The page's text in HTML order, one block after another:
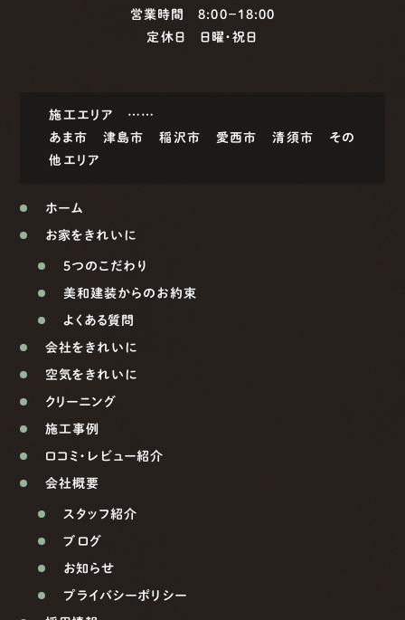
営業時間 8:00−18:00
定休日 日曜・祝日
施工エリア ……
あま市
津島市 稲沢市 愛西市 清須市
その
他エリア
ホーム
お家をきれいに
5つのこだわり
美和建装からのお約束
よくある質問
会社をきれいに
空気をきれいに
クリーニング
施工事例
口コミ・レビュー紹介
会社概要
スタッフ紹介
ブログ
お知らせ
プライバシーポリシー